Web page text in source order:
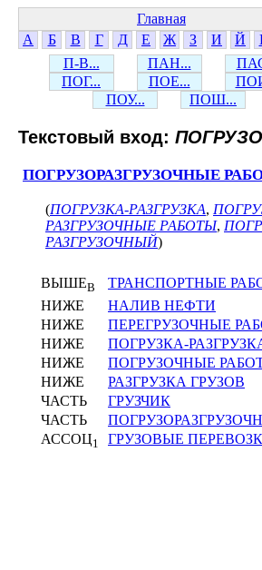
Главная
А
Б В Г Д Е Ж З И Й
П-В...
ПАН...
ПОГ...
ПОЕ...
ПОУ...
ПОШ...
Текстовый вход:
ПОГРУЗОРАЗГРУЗОЧНЫЕ
(ПОГРУЗКА-РАЗГРУЗКА,
РАЗГРУЗОЧНЫЕ РАБОТЫ,
РАЗГРУЗОЧНЫЙ)
ВЫШЕВ
ТРАНСПОРТНЫЕ
НИЖЕ
НАЛИВ НЕФТИ
НИЖЕ
ПЕРЕГРУЗОЧНЫЕ
НИЖЕ
ПОГРУЗКА-
НИЖЕ
ПОГРУЗОЧНЫЕ
НИЖЕ
РАЗГРУЗКА ГРУЗОВ
ЧАСТЬ
ГРУЗЧИК
ЧАСТЬ
АССОЦ1 ГРУЗОВЫЕ